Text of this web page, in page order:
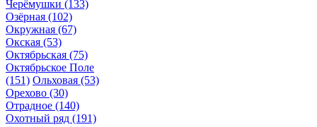
Черёмушки (133)
Озёрная (102)
Окружная (67)
Окская (53)
Октябрьская (75)
Октябрьское Поле
(151) Ольховая (53)
Орехово (30)
Отрадное (140)
Охотный ряд (191)